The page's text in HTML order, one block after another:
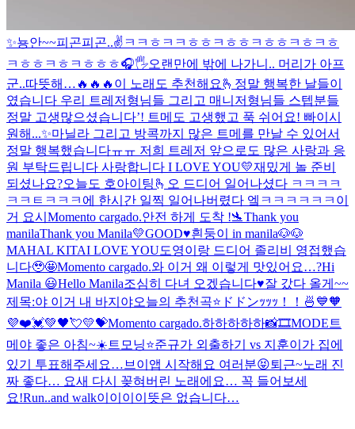
✨뇽안~~피곤피곤..✌️ ㅋㅋㅎㅋㅋㅎㅎㅋㅎㅎㅋㅎㅎㅋㅎㅋㅎ
ㅋㅎㅎㅋㅎㅋㅎㅎㅎ🎧🖐오랜만에 밖에 나가니.. 머리가 아프
군..따뜻해… 🔥🔥🔥 이 노래도 추천해요🫰 정말 행복한 날들이
였습니다 우리 트레저형님들 그리고 매니저형님들 스텝분들
정말 고생많으셨습니다’! 트메도 고생했고 푹 쉬어요! 빠이 시
원해...✨마닐라 그리고 방콕까지 많은 트메를 만날 수 있어서
정말 행복했습니다ㅠㅠ 저희 트레저 앞으로도 많은 사랑과 응
원 부탁드립니다 사랑합니다 I LOVE YOU💛재밌게 놀 준비
되셨나요?오늘도 호아이팅🫰 오 드디어 일어나셨다 ㅋㅋㅋㅋ
ㅋㅋㅌㅋㅋㅋ 에 한시간 일찍 일어나버렸다 엨ㅋㅋㅋㅋㅋㅋ이
거 요시 Momento cargado.안전 하게 도착 !🛬Thank you
manilaThank you Manila💛GOOD♥️흰둥이 in manila🐶🐶
MAHAL KITAI LOVE YOU도영이랑 드디어 졸리비 영접했습
니다🥹🤩Momento cargado.와 이거 왜 이렇게 맛있어요…?Hi
Manila 😃Hello Manila조심히 다녀 오겠습니다♥️잘 갔다 올게~~
제목:야 이거 내 바지야오늘의 추천곡⭐️ ドドンｯｯｯ！！🍜 💙🧡
💜❤️💓💚🖤💘💛💝Momento cargado.하하하하하📸🎞MODE 트
메야 좋은 아침~☀️ 트모닝⭐️준규가 외출하기 vs 지훈이가 집에
있기 투표해주세요… 브이앱 시작해요 여러분😝퇴근~노래 진
짜 좋다… 요새 다시 꽂혀버린 노래에요… 꼭 들어보세
요!Run..and walk이이이이뜻은 없습니다…